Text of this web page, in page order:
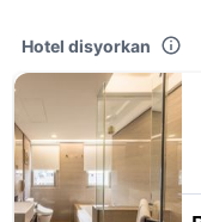
Hotel disyorkan